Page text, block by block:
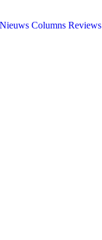
Nieuws Columns Reviews